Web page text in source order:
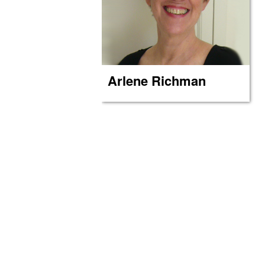
Arlene Richman